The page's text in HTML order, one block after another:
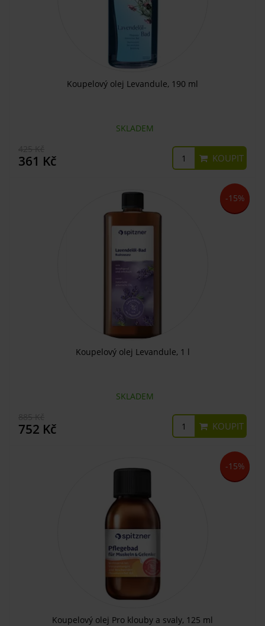
Koupelový olej Levandule, 190 ml
SKLADEM
361 Kč KOUPIT
-15%
Koupelový olej Levandule, 1 l
SKLADEM
752 Kč KOUPIT
-15%
Koupelový olej Pro klouby a svaly, 125 ml